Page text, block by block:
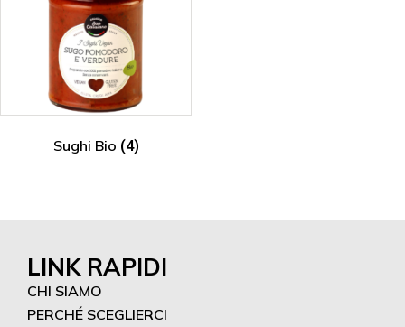
Sughi Bio (4)
LINK RAPIDI
CHI SIAMO
PERCHÉ SCEGLIERCI